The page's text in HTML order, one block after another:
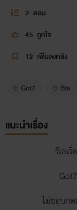
2 ตอน
45 ถูกใจ
12 เพิ่มลงคลัง
Got7 Bts
แนะนำเรื่อง
ฟิคเ
ไม่ชอบก